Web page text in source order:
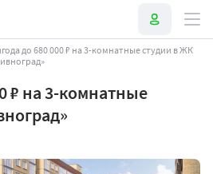
до 680 000 ₽ на 3-комнатные студии в ЖК
₽ на 3-комнатные